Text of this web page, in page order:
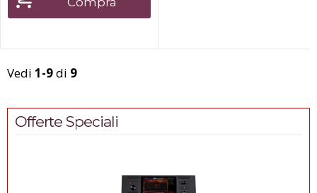
compatta e le tasche di
facile accesso. E...
Vedi 1-9di 9
Offerte Speciali